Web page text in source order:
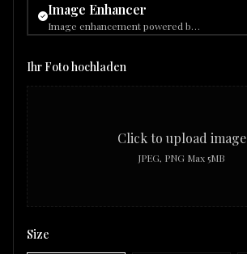
Image Enhancer
Image enhancement powered by Gemini 2.5 Flash Image (nano-banana).
Ihr Foto hochladen
Click to upload image
JPEG, PNG Max 5MB
Size